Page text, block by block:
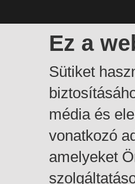
Ez a
Sütiket
média és
vonatkozó
amelyeket